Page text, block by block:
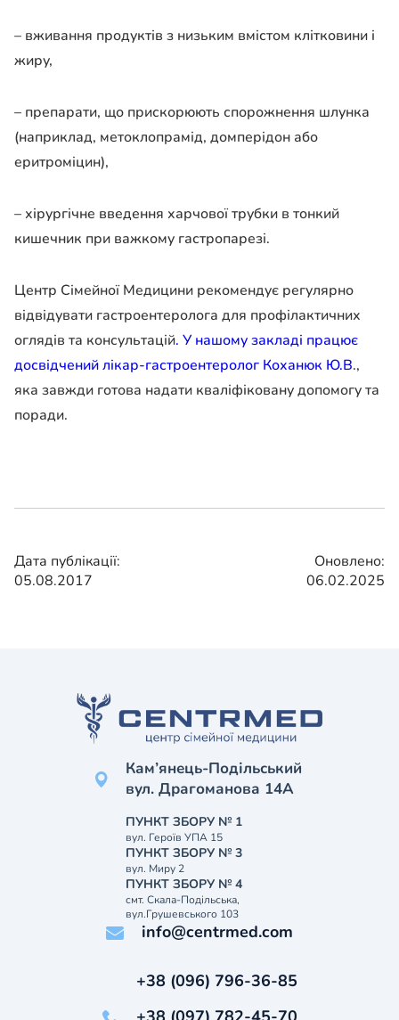
– вживання продуктів з низьким вмістом клітковини і
жиру,
– препарати, що прискорюють спорожнення шлунка
(наприклад, метоклопрамід, домперідон або
еритроміцин),
– хірургічне введення харчової трубки в тонкий
кишечник при важкому гастропарезі.
Центр Сімейної Медицини рекомендує регулярно
відвідувати гастроентеролога для профілактичних
оглядів та консультацій. У нашому закладі працює
досвідчений лікар-гастроентеролог Коханюк Ю.В.,
яка завжди готова надати кваліфіковану допомогу та
поради.
Дата публікації:
05.08.2017
Оновлено:
06.02.2025
Кам’янець-Подільський
вул. Драгоманова 14А
ПУНКТ ЗБОРУ № 1
вул. Героїв УПА 15
ПУНКТ ЗБОРУ № 3
вул. Миру 2
ПУНКТ ЗБОРУ № 4
смт. Скала-Подільська,
вул.Грушевського 103
info@centrmed.com
+38 (096) 796-36-85